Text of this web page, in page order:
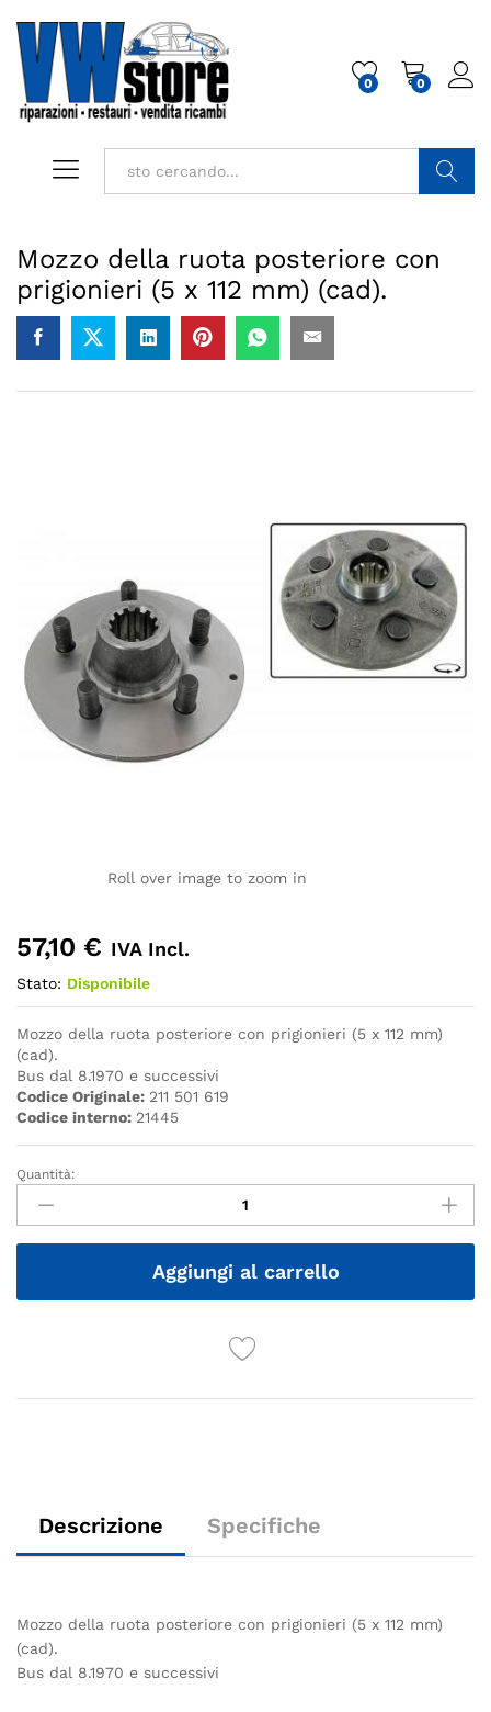
0 0
Mozzo della ruota posteriore con
prigionieri (5 x 112 mm) (cad).
Roll over image to zoom in
57,10 € IVA Incl.
Stato: Disponibile
Mozzo della ruota posteriore con prigionieri (5 x 112 mm)
(cad).
Bus dal 8.1970 e successivi
Codice Originale: 211 501 619
Codice interno: 21445
Quantità
Quantità:
Aggiungi al carrello
Descrizione Specifiche
Mozzo della ruota posteriore con prigionieri (5 x 112 mm)
(cad).
Bus dal 8.1970 e successivi